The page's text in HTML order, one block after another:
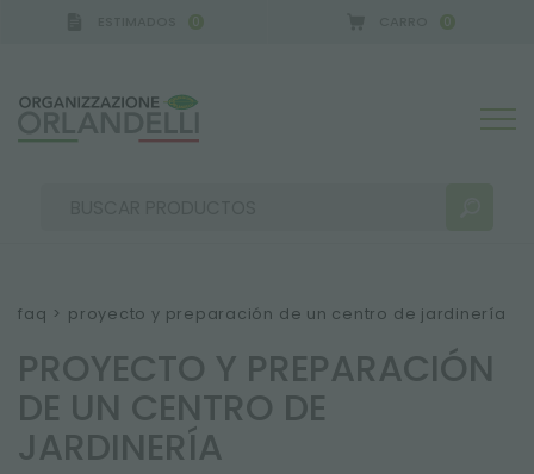
0 0
RESULTADOS DE LA BÚSQUEDA: Ordenar por:
faq > proyecto y preparación de un centro de jardinería
PROYECTO Y PREPARACIÓN
DE UN CENTRO DE
JARDINERÍA